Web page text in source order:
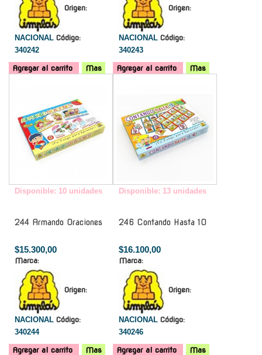
Origen:
NACIONAL Código:
340242
Agregar al carrito Mas
Origen:
NACIONAL Código:
340243
Agregar al carrito
Mas
Disponible: 10 unidades
244 Armando Oraciones
$15.300,00
Marca:
Origen:
NACIONAL Código:
340244
Agregar al carrito Mas
Disponible: 13 unidades
246 Contando Hasta 10
$16.100,00
Marca:
Origen:
NACIONAL Código:
340246
Agregar al carrito
Mas